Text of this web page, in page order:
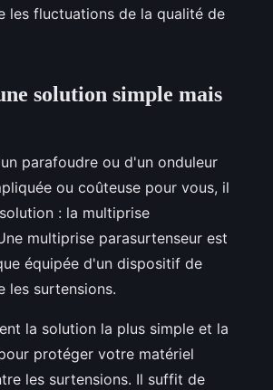
les fluctuations de la qualité de
solution simple mais
parafoudre ou d'un onduleur
ou coûteuse pour vous, il
: la multiprise
multiprise parasurtenseur est
équipée d'un dispositif de
les surtensions.
la solution la plus simple et la
protéger votre matériel
les surtensions. Il suffit de